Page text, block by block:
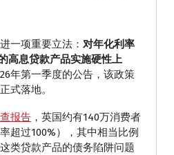
一项重要立法： 对年化利率
高息贷款产品实施硬性上
年第一季度的公告，该政策
式落地。
报告 ，英国约有140万消费者
超过100%），其中相当比例
类贷款产品的债务陷阱问题